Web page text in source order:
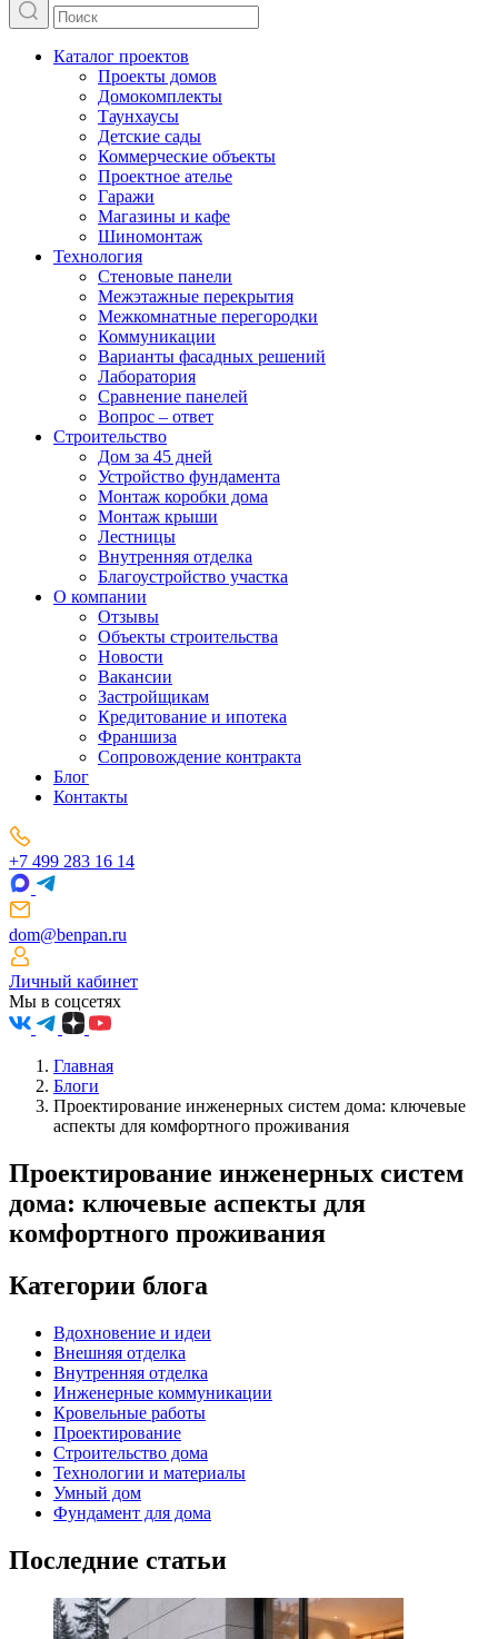
Каталог проектов
Проекты домов
Домокомплекты
Таунхаусы
Детские сады
Коммерческие объекты
Проектное ателье
Гаражи
Магазины и кафе
Шиномонтаж
Технология
Стеновые панели
Межэтажные перекрытия
Межкомнатные перегородки
Коммуникации
Варианты фасадных решений
Лаборатория
Сравнение панелей
Вопрос – ответ
Строительство
Дом за 45 дней
Устройство фундамента
Монтаж коробки дома
Монтаж крыши
Лестницы
Внутренняя отделка
Благоустройство участка
О компании
Отзывы
Объекты строительства
Новости
Вакансии
Застройщикам
Кредитование и ипотека
Франшиза
Сопровождение контракта
Блог
Контакты
+7 499 283 16 14
dom@benpan.ru
Личный кабинет
Мы в соцсетях
Главная
Блоги
Проектирование инженерных систем дома: ключевые
аспекты для комфортного проживания
Проектирование инженерных систем
дома: ключевые аспекты для
комфортного проживания
Категории блога
Вдохновение и идеи
Внешняя отделка
Внутренняя отделка
Инженерные коммуникации
Кровельные работы
Проектирование
Строительство дома
Технологии и материалы
Умный дом
Фундамент для дома
Последние статьи